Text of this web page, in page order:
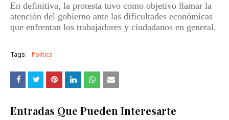
En definitiva, la protesta tuvo como objetivo llamar la
atención del gobierno ante las dificultades económicas
que enfrentan los trabajadores y ciudadanos en general.
Tags: Política
Entradas Que Pueden Interesarte